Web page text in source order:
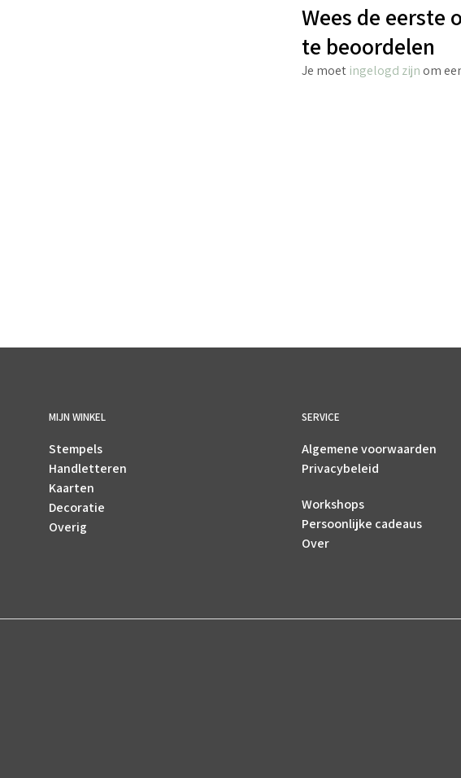
Wees de eerste
te beoordelen
Je moet ingelogd zijnom
MIJN WINKEL
Stempels
Handletteren
Kaarten
Decoratie
Overig
SERVICE
Algemene voorwaarden
Privacybeleid
Workshops
Persoonlijke cadeaus
Over